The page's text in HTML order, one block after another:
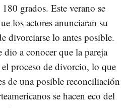
grados. Este verano se
los actores anunciaran su
divorciarse lo antes posible.
a conocer que la pareja
proceso de divorcio, lo que
de una posible reconciliación
se hacen eco del